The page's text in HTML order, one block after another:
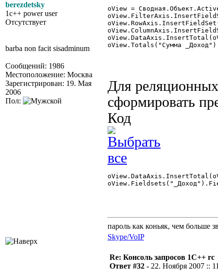
berezdetsky
1c++ power user
Отсутствует
barba non facit sisadminum
Сообщений: 1986
Местоположение: Москва
Зарегистрирован: 19. Мая
2006
Пол:
oView =
oView.Totals("Сумма
Для
сформировать
Код
пароль как коньяк, чем больше
Skype/VoIP
Re: Консоль запросов 1С++ rc
Ответ #32 - 22. Ноября 2007 ::